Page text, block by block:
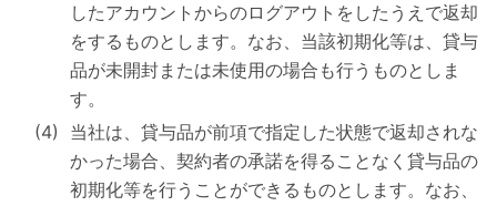
したアカウントからのログアウトをしたうえで返却
をするものとします。なお、当該初期化等は、貸与
品が未開封または未使用の場合も行うものとしま
す。
当社は、貸与品が前項で指定した状態で返却されな
かった場合、契約者の承諾を得ることなく貸与品の
初期化等を行うことができるものとします。なお、